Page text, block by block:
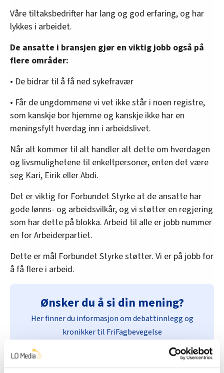
Våre tiltaksbedrifter har lang og god erfaring, og har
lykkes i arbeidet.
De ansatte i bransjen gjør en viktig jobb også på
flere områder:
• De bidrar til å få ned sykefravær
• Får de ungdommene vi vet ikke står i noen registre,
som kanskje bor hjemme og kanskje ikke har en
meningsfylt hverdag inn i arbeidslivet.
Når alt kommer til alt handler alt dette om hverdagen
og livsmulighetene til enkeltpersoner, enten det være
seg Kari, Eirik eller Abdi.
Det er viktig for Forbundet Styrke at de ansatte har
gode lønns- og arbeidsvilkår, og vi støtter en regjering
som har dette på blokka. Arbeid til alle er jobb nummer
en for Arbeiderpartiet.
Dette er mål Forbundet Styrke støtter. Vi er på jobb for
å få flere i arbeid.
Ønsker du å si din mening?
Her finner du informasjon om debattinnlegg og
kronikker til FriFagbevegelse